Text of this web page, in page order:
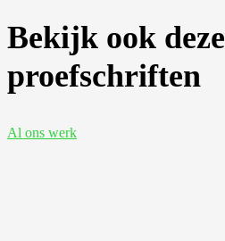
Bekijk ook deze
proefschriften
Al ons werk